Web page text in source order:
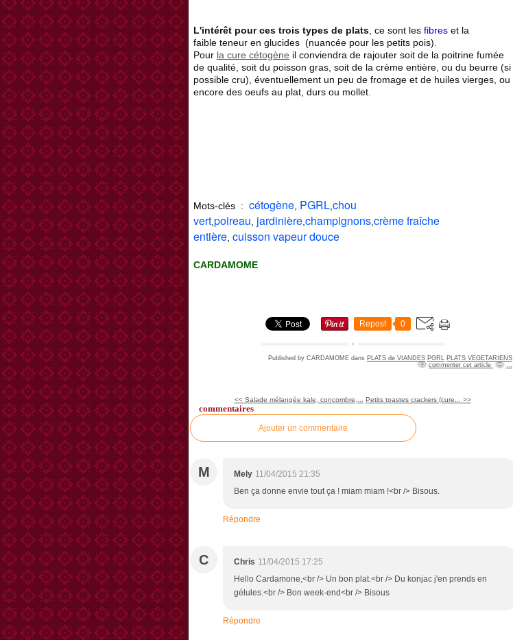
L'intérêt pour ces trois types de plats , ce sont les fibres et la
faible teneur en glucides (nuancée pour les petits pois).
Pour la cure cétogène il conviendra de rajouter soit de la poitrine fumée
de qualité, soit du poisson gras, soit de la crème entière, ou du beurre (si
possible cru), éventuellement un peu de fromage et de huiles vierges, ou
encore des oeufs au plat, durs ou mollet.
Mots-clés : cétogène PGRLchou
vertpoireau jardinièrechampignonscrème fraîche
entière cuisson vapeur douce
CARDAMOME
Repost 0
Published by CARDAMOME dans PLATS de VIANDES PGRL PLATS VEGETARIENS
commenter cet article
…
<< Salade mélangée kale, concombre,... Petits toastes crackers (cure... >>
commentaires
Ajouter un commentaire
M Mely 11/04/2015 21:35
Ben ça donne envie tout ça ! miam miam !<br /> Bisous.
Répondre
C Chris 11/04/2015 17:25
Hello Cardamone,<br /> Un bon plat.<br /> Du konjac j'en prends en
gélules.<br /> Bon week-end<br /> Bisous
Répondre